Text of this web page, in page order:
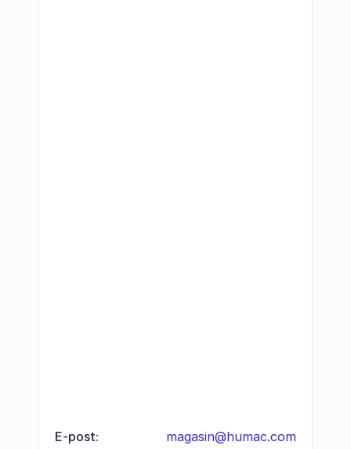
E-post: magasin@humac.com